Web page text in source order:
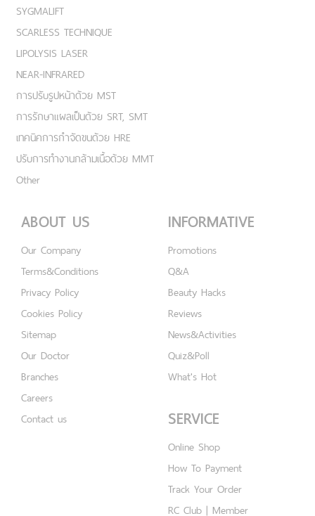
SYGMALIFT
SCARLESS TECHNIQUE
LIPOLYSIS LASER
NEAR-INFRARED
การปรับรูปหน้าด้วย MST
การรักษาแผลเป็นด้วย SRT, SMT
เทคนิคการกำจัดขนด้วย HRE
ปรับการทำงานกล้ามเนื้อด้วย MMT
Other
ABOUT US
Our Company
Terms&Conditions
Privacy Policy
Cookies Policy
Sitemap
Our Doctor
Branches
Careers
Contact us
INFORMATIVE
Promotions
Q&A
Beauty Hacks
Reviews
News&Activities
Quiz&Poll
What's Hot
SERVICE
Online Shop
How To Payment
Track Your Order
RC Club | Member